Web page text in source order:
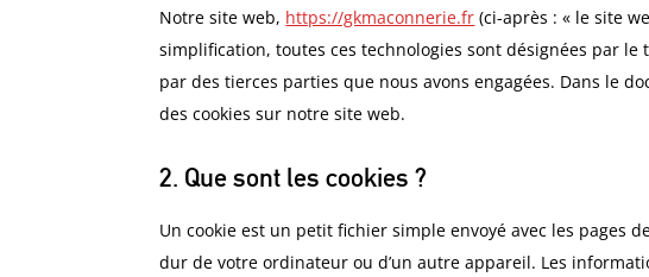
Notre site web, https://gkmaconnerie.fr (ci-après : « le site
simplification, toutes ces technologies sont désignées par le
par des tierces parties que nous avons engagées. Dans le
des cookies sur notre site web.
2. Que sont les cookies ?
Un cookie est un petit fichier simple envoyé avec les pages
dur de votre ordinateur ou d’un autre appareil. Les